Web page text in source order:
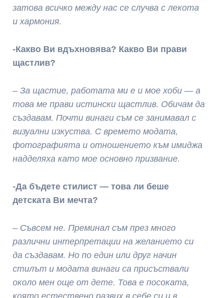
затова всичко между нас се случва с лекота
и хармония.
-Какво Ви вдъхновява? Какво Ви прави
щастлив?
– За щастие, работата ми е и мое хоби — а
това ме прави истински щастлив. Обичам да
създавам. Почти винаги съм се занимавал с
визуални изкуства. С времето модата,
фотографията и отношението към имиджа
надделяха като мое основно призвание.
-Да бъдете стилист — това ли беше
детската Ви мечта?
– Съвсем не. Преминал съм през много
различни интерпретации на желанието си
да създавам. Но по един или друг начин
стилът и модата винаги са присъствали
около мен още от дете. Това е посоката,
която естествено развих в себе си и в